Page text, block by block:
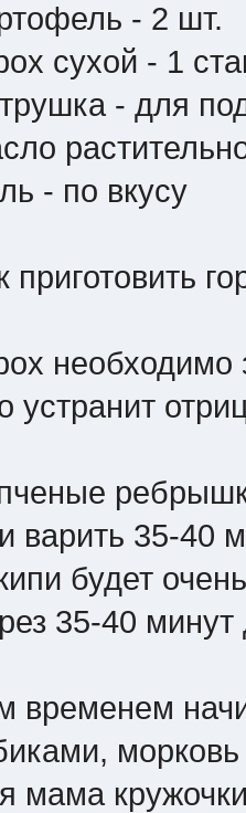
- 2 шт.
сухой - 1
- для
- по вкусу
приготовить
необходимо
устранит
варить 35-40
будет
35-40 минут
временем
мама